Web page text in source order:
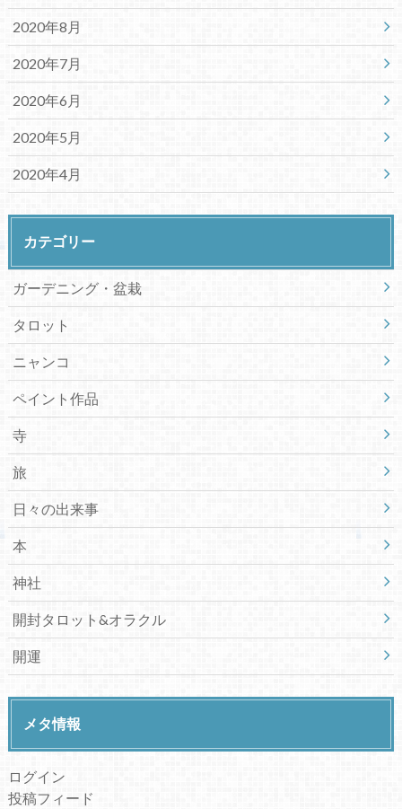
2020年8月
2020年7月
2020年6月
2020年5月
2020年4月
カテゴリー
ガーデニング・盆栽
タロット
ニャンコ
ペイント作品
寺
旅
日々の出来事
本
神社
開封タロット&オラクル
開運
メタ情報
ログイン
投稿フィード